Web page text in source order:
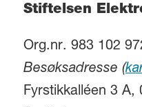
Stiftelsen
Org.nr. 983 102
Besøksadresse (
Fyrstikkalléen 3 A,